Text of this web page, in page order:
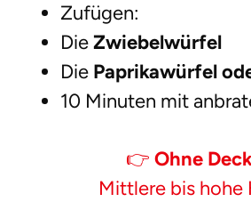
Zufügen:
DieZwiebelwürfel
Die Paprikawürfel
10 Minuten mit
👉 Ohne
Mittlere bis hohe